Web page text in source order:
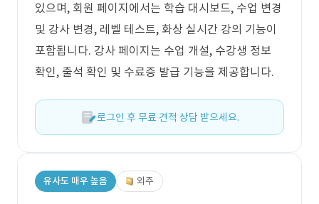
있으며, 회원 페이지에서는 학습 대시보드, 수업 변경
및 강사 변경, 레벨 테스트, 화상 실시간 강의 기능이
포함됩니다. 강사 페이지는 수업 개설, 수강생 정보
확인, 출석 확인 및 수료증 발급 기능을 제공합니다.
로그인 후 무료 견적 상담 받으세요.
유사도 매우 높음 외주